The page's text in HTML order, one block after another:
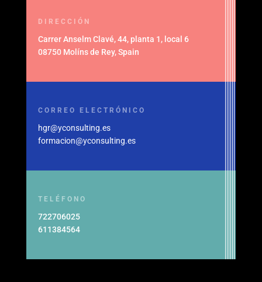
DIRECCIÓN
Carrer Anselm Clavé, 44, planta 1, local 6
08750 Molíns de Rey, Spain
CORREO ELECTRÓNICO
hgr@yconsulting.es
formacion@yconsulting.es
TELÉFONO
722706025
611384564